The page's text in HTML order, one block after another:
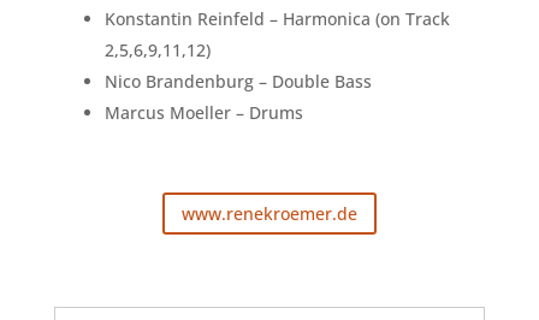
Konstantin Reinfeld – Harmonica (on Track
2,5,6,9,11,12)
Nico Brandenburg – Double Bass
Marcus Moeller – Drums
www.renekroemer.de